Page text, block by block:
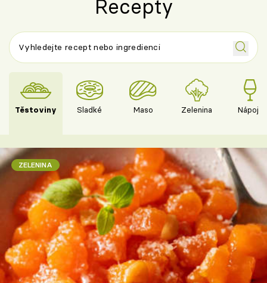
Recepty
Těstoviny Sladké Maso Zelenina Nápoje
ZELENINA